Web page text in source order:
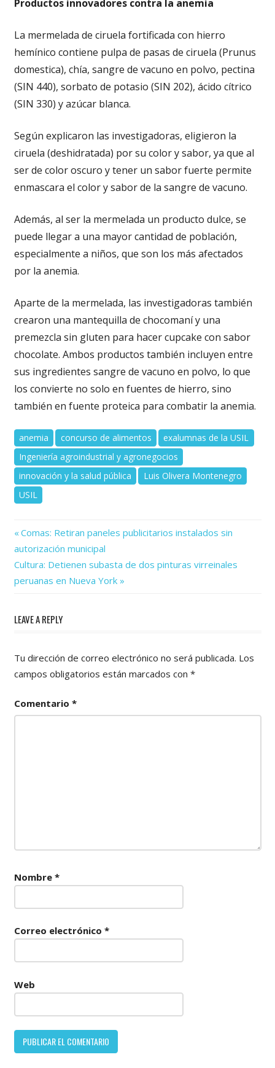
Productos innovadores contra la anemia
La mermelada de ciruela fortificada con hierro
hemínico contiene pulpa de pasas de ciruela (Prunus
domestica), chía, sangre de vacuno en polvo, pectina
(SIN 440), sorbato de potasio (SIN 202), ácido cítrico
(SIN 330) y azúcar blanca.
Según explicaron las investigadoras, eligieron la
ciruela (deshidratada) por su color y sabor, ya que al
ser de color oscuro y tener un sabor fuerte permite
enmascara el color y sabor de la sangre de vacuno.
Además, al ser la mermelada un producto dulce, se
puede llegar a una mayor cantidad de población,
especialmente a niños, que son los más afectados
por la anemia.
Aparte de la mermelada, las investigadoras también
crearon una mantequilla de chocomaní y una
premezcla sin gluten para hacer cupcake con sabor
chocolate. Ambos productos también incluyen entre
sus ingredientes sangre de vacuno en polvo, lo que
los convierte no solo en fuentes de hierro, sino
también en fuente proteica para combatir la anemia.
anemia concurso de alimentos
exalumnas de la USIL
Ingeniería agroindustrial y agronegocios
innovación y la salud pública
Luis Olivera Montenegro
USIL
Navegación
de
entradas
Previous
Post:
Comas: Retiran paneles publicitarios instalados sin
autorización municipal
Next
Post:
Cultura: Detienen subasta de dos pinturas virreinales
peruanas en Nueva York
LEAVE A REPLY
Tu dirección de correo electrónico no será publicada. Los
campos obligatorios están marcados con *
Comentario *
Nombre *
Correo electrónico *
Web